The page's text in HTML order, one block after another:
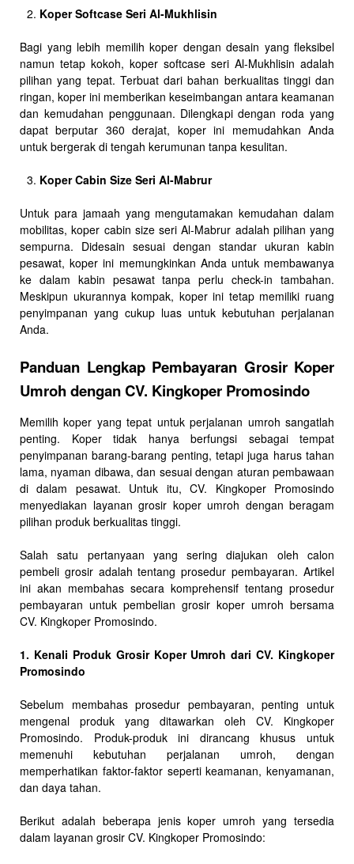
Koper Softcase Seri Al-Mukhlisin
Bagi yang lebih memilih koper dengan desain yang fleksibel
namun tetap kokoh, koper softcase seri Al-Mukhlisin adalah
pilihan yang tepat. Terbuat dari bahan berkualitas tinggi dan
ringan, koper ini memberikan keseimbangan antara keamanan
dan kemudahan penggunaan. Dilengkapi dengan roda yang
dapat berputar 360 derajat, koper ini memudahkan Anda
untuk bergerak di tengah kerumunan tanpa kesulitan.
Koper Cabin Size Seri Al-Mabrur
Untuk para jamaah yang mengutamakan kemudahan dalam
mobilitas, koper cabin size seri Al-Mabrur adalah pilihan yang
sempurna. Didesain sesuai dengan standar ukuran kabin
pesawat, koper ini memungkinkan Anda untuk membawanya
ke dalam kabin pesawat tanpa perlu check-in tambahan.
Meskipun ukurannya kompak, koper ini tetap memiliki ruang
penyimpanan yang cukup luas untuk kebutuhan perjalanan
Anda.
Panduan Lengkap Pembayaran Grosir Koper
Umroh dengan CV. Kingkoper Promosindo
Memilih koper yang tepat untuk perjalanan umroh sangatlah
penting. Koper tidak hanya berfungsi sebagai tempat
penyimpanan barang-barang penting, tetapi juga harus tahan
lama, nyaman dibawa, dan sesuai dengan aturan pembawaan
di dalam pesawat. Untuk itu, CV. Kingkoper Promosindo
menyediakan layanan grosir koper umroh dengan beragam
pilihan produk berkualitas tinggi.
Salah satu pertanyaan yang sering diajukan oleh calon
pembeli grosir adalah tentang prosedur pembayaran. Artikel
ini akan membahas secara komprehensif tentang prosedur
pembayaran untuk pembelian grosir koper umroh bersama
CV. Kingkoper Promosindo.
1. Kenali Produk Grosir Koper Umroh dari CV. Kingkoper
Promosindo
Sebelum membahas prosedur pembayaran, penting untuk
mengenal produk yang ditawarkan oleh CV. Kingkoper
Promosindo. Produk-produk ini dirancang khusus untuk
memenuhi kebutuhan perjalanan umroh, dengan
memperhatikan faktor-faktor seperti keamanan, kenyamanan,
dan daya tahan.
Berikut adalah beberapa jenis koper umroh yang tersedia
dalam layanan grosir CV. Kingkoper Promosindo: